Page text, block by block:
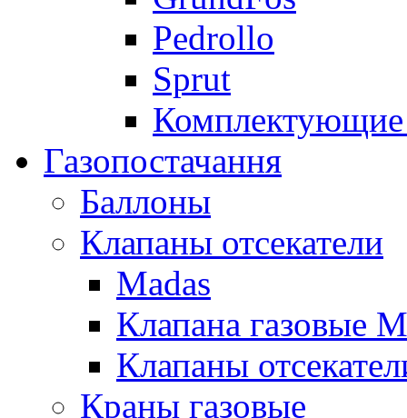
Pedrollo
Sprut
Комплектующие
Газопостачання
Баллоны
Клапаны отсекатели
Madas
Клапана газовые
Клапаны
Краны газовые